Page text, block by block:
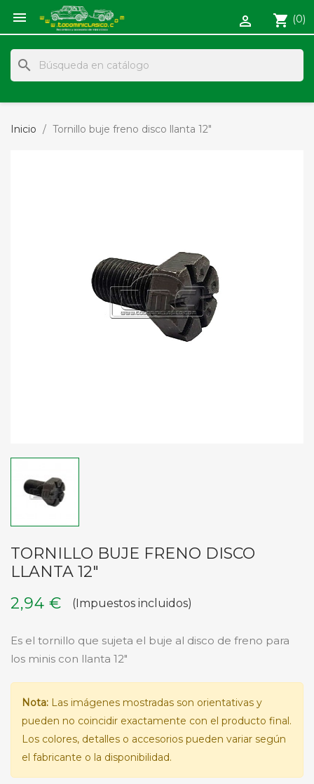
 shopping_cart (0)

search
Inicio Tornillo buje freno disco llanta 12"
TORNILLO BUJE FRENO DISCO
LLANTA 12"
2,94 €
(Impuestos incluidos)
Es el tornillo que sujeta el buje al disco de freno para
los minis con llanta 12"
Nota: Las imágenes mostradas son orientativas y
pueden no coincidir exactamente con el producto final.
Los colores, detalles o accesorios pueden variar según
el fabricante o la disponibilidad.